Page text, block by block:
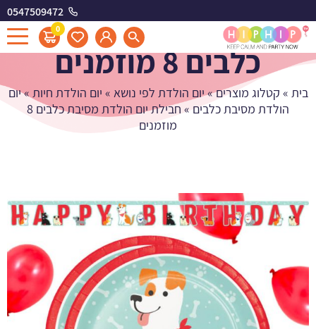
0547509472
0
חבילת יום הולדת מסיבת
כלבים 8 מוזמנים
בית » קטלוג מוצרים»יום הולדת לפי נושא » יום הולדת חיות»יום
הולדת מסיבת כלבים »
חבילת יום הולדת מסיבת כלבים 8
מוזמנים